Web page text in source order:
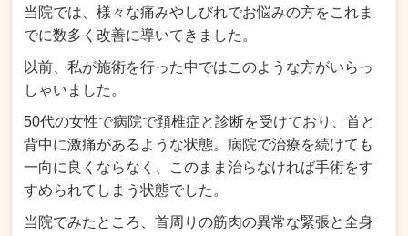
当院では、様々な痛みやしびれでお悩みの方をこれま
でに数多く改善に導いてきました。
以前、私が施術を行った中ではこのような方がいらっ
しゃいました。
50代の女性で病院で頚椎症と診断を受けており、首と
背中に激痛があるような状態。病院で治療を続けても
一向に良くならなく、このまま治らなければ手術をす
すめられてしまう状態でした。
当院でみたところ、首周りの筋肉の異常な緊張と全身